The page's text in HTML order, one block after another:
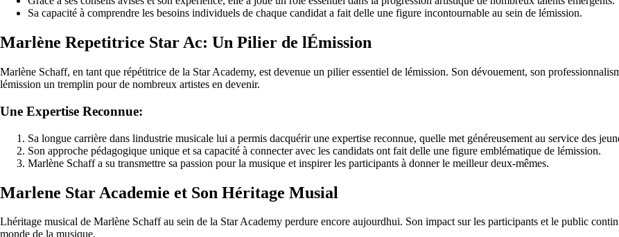
Sa capacité à comprendre les besoins individuels de chaque candidat a fait delle une figure incontournable au sein de lémission.
Marlène Repetitrice Star Ac: Un Pilier de lÉmission
Marlène Schaff, en tant que répétitrice de la Star Academy, est devenue un pilier essentiel de lémission. Son dévouement, son
lémission un tremplin pour de nombreux artistes en devenir.
Une Expertise Reconnue:
Sa longue carrière dans lindustrie musicale lui a permis dacquérir une expertise reconnue, quelle met généreusement au service des
Son approche pédagogique unique et sa capacité à connecter avec les candidats ont fait delle une figure emblématique de lémission.
Marlène Schaff a su transmettre sa passion pour la musique et inspirer les participants à donner le meilleur deux-mêmes.
Marlene Star Academie et Son Héritage Musial
Lhéritage musical de Marlène Schaff au sein de la Star Academy perdure encore aujourdhui. Son impact sur les participants et le public
monde de la musique.